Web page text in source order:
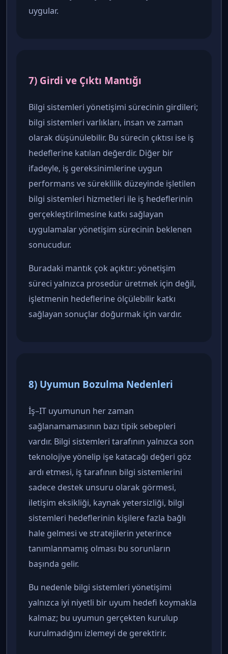
uygular.
7) Girdi ve Çıktı Mantığı
Bilgi sistemleri yönetişimi sürecinin girdileri;
bilgi sistemleri varlıkları, insan ve zaman
olarak düşünülebilir. Bu sürecin çıktısı ise iş
hedeflerine katılan değerdir. Diğer bir
ifadeyle, iş gereksinimlerine uygun
performans ve süreklilik düzeyinde işletilen
bilgi sistemleri hizmetleri ile iş hedeflerinin
gerçekleştirilmesine katkı sağlayan
uygulamalar yönetişim sürecinin beklenen
sonucudur.
Buradaki mantık çok açıktır: yönetişim
süreci yalnızca prosedür üretmek için değil,
işletmenin hedeflerine ölçülebilir katkı
sağlayan sonuçlar doğurmak için vardır.
8) Uyumun Bozulma Nedenleri
İş–IT uyumunun her zaman
sağlanamamasının bazı tipik sebepleri
vardır. Bilgi sistemleri tarafının yalnızca son
teknolojiye yönelip işe katacağı değeri göz
ardı etmesi, iş tarafının bilgi sistemlerini
sadece destek unsuru olarak görmesi,
iletişim eksikliği, kaynak yetersizliği, bilgi
sistemleri hedeflerinin kişilere fazla bağlı
hale gelmesi ve stratejilerin yeterince
tanımlanmamış olması bu sorunların
başında gelir.
Bu nedenle bilgi sistemleri yönetişimi
yalnızca iyi niyetli bir uyum hedefi koymakla
kalmaz; bu uyumun gerçekten kurulup
kurulmadığını izlemeyi de gerektirir.